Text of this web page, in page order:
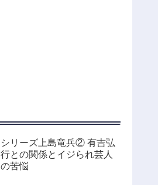
シリーズ上島竜兵② 有吉弘
行との関係とイジられ芸人
の苦悩